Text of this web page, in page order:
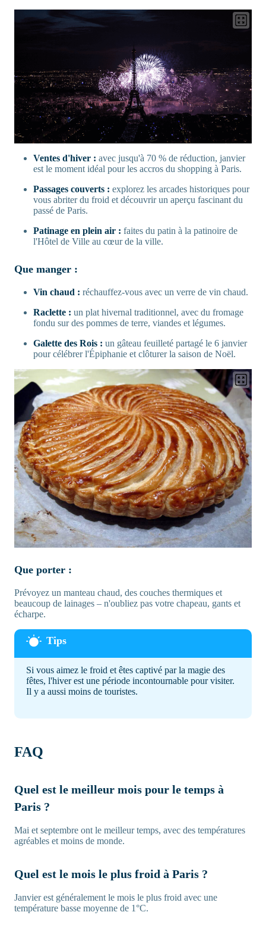
Ventes d'hiver : avec jusqu'à 70 % de réduction, janvier
est le moment idéal pour les accros du shopping à Paris.
Passages couverts : explorez les arcades historiques pour
vous abriter du froid et découvrir un aperçu fascinant du
passé de Paris.
Patinage en plein air : faites du patin à la patinoire de
l'Hôtel de Ville au cœur de la ville.
Que manger :
Vin chaud : réchauffez-vous avec un verre de vin chaud.
Raclette : un plat hivernal traditionnel, avec du fromage
fondu sur des pommes de terre, viandes et légumes.
Galette des Rois : un gâteau feuilleté partagé le 6 janvier
pour célébrer l'Épiphanie et clôturer la saison de Noël.
Que porter :
Prévoyez un manteau chaud, des couches thermiques et
beaucoup de lainages – n'oubliez pas votre chapeau, gants et
écharpe.
Si vous aimez le froid et êtes captivé par la magie des
fêtes, l'hiver est une période incontournable pour visiter.
Il y a aussi moins de touristes.
FAQ
Quel est le meilleur mois pour le temps à
Paris ?
Mai et septembre ont le meilleur temps, avec des températures
agréables et moins de monde.
Quel est le mois le plus froid à Paris ?
Janvier est généralement le mois le plus froid avec une
température basse moyenne de 1°C.